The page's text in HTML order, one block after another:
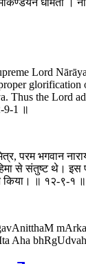
धीमता ।
Lord
glorification
Thus the Lord
9-1 ॥
परम भगवान
से संतुष्ट थे।
किया। ॥ १२-९-१ ॥
Aha